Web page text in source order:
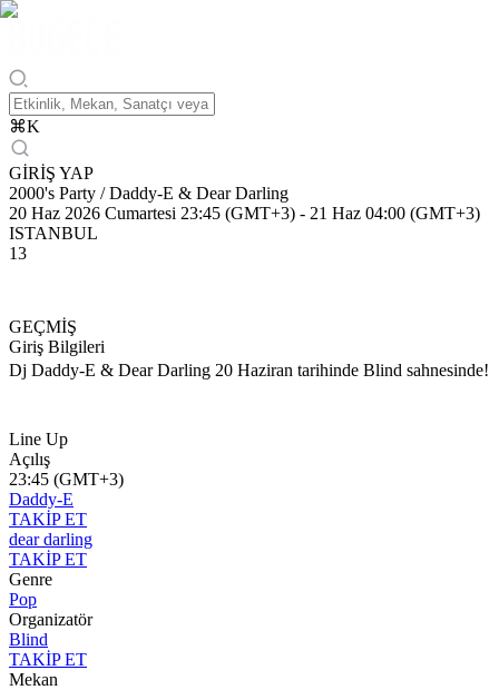
⌘K
GİRİŞ YAP
2000's Party / Daddy-E & Dear Darling
20 Haz 2026 Cumartesi 23:45 (GMT+3) - 21 Haz 04:00 (GMT+3)
ISTANBUL
13
GEÇMİŞ
Giriş Bilgileri
Dj Daddy-E & Dear Darling 20 Haziran tarihinde Blind sahnesinde!
Line Up
Açılış
23:45 (GMT+3)
Daddy-E
TAKİP ET
dear darling
TAKİP ET
Genre
Pop
Organizatör
Blind
TAKİP ET
Mekan